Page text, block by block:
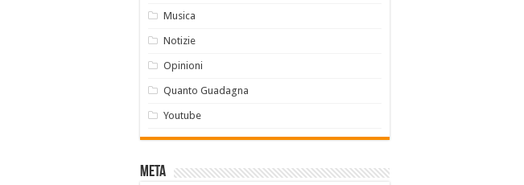
Musica
Notizie
Opinioni
Quanto Guadagna
Youtube
Meta